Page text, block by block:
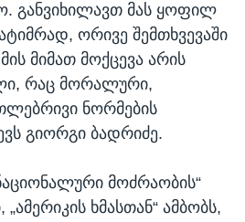
განვიხილავთ მას ყოფილ
ორივე შემთხვევაში
მიმათ მოქცევა არის
რაც მორალური,
ნორმების
გიორგი ბადრიძე.
მოძრაობის“
ხმასთან“ ამბობს,